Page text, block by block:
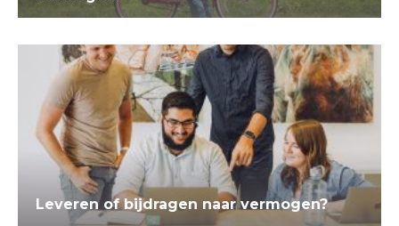
Leveren of bijdragen naar vermogen?